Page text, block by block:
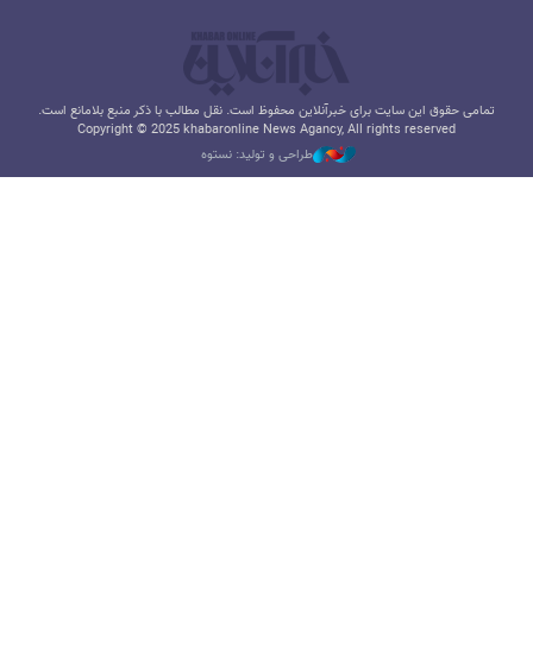
تمامی حقوق این سایت برای خبرآنلاین محفوظ است. نقل مطالب با ذکر منبع بلامانع است.
Copyright © 2025 khabaronline News Agancy, All rights reserved
طراحی و تولید: نستوه